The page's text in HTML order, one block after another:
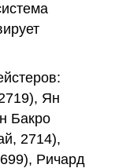
Ян
Бакро
2714),
Ричард